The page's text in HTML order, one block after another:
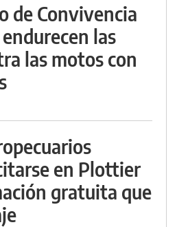
de Convivencia
las
las motos con
en Plottier
gratuita que